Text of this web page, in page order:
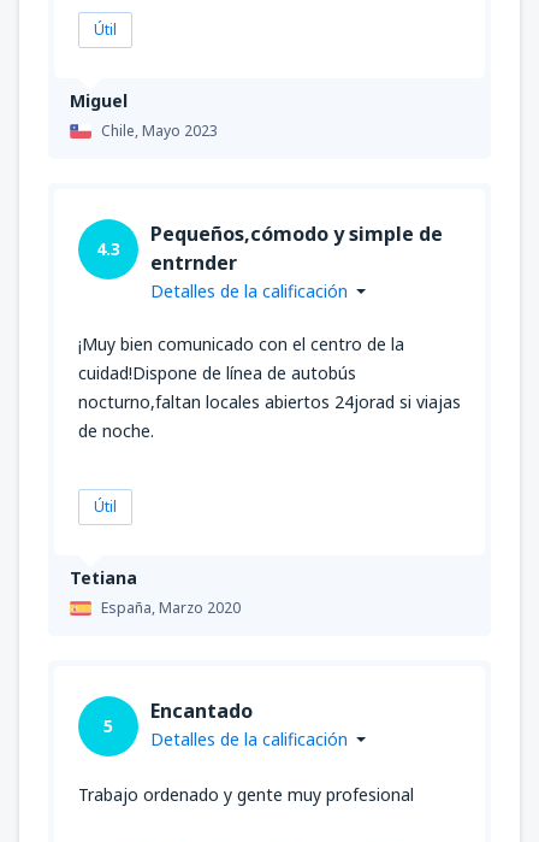
Miguel
Chile,Mayo 2023
Útil
Tetiana
España,Marzo 2020
4.3
Pequeños,cómodo y simple de
entrnder
Detalles de la calificación
¡Muy bien comunicado con el centro de la
cuidad!Dispone de línea de autobús
nocturno,faltan locales abiertos 24jorad si viajas
de noche.
Útil
5
Encantado
Detalles de la calificación
Trabajo ordenado y gente muy profesional